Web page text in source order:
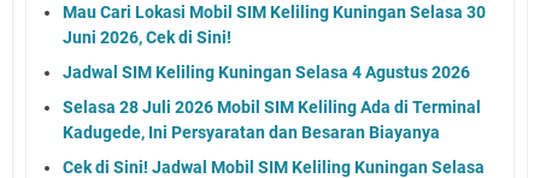
Mau Cari Lokasi Mobil SIM Keliling Kuningan Selasa 30
Juni 2026, Cek di Sini!
Jadwal SIM Keliling Kuningan Selasa 4 Agustus 2026
Selasa 28 Juli 2026 Mobil SIM Keliling Ada di Terminal
Kadugede, Ini Persyaratan dan Besaran Biayanya
Cek di Sini! Jadwal Mobil SIM Keliling Kuningan Selasa